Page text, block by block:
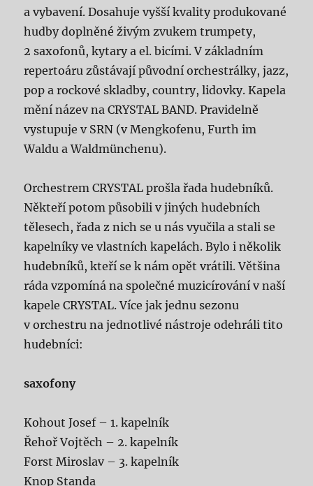
a vybavení. Dosahuje vyšší kvality produkované
hudby doplněné živým zvukem trumpety,
2 saxofonů, kytary a el. bicími. V základním
repertoáru zůstávají původní orchestrálky, jazz,
pop a rockové skladby, country, lidovky. Kapela
mění název na CRYSTAL BAND. Pravidelně
vystupuje v SRN (v Mengkofenu, Furth im
Waldu a Waldmünchenu).
Orchestrem CRYSTAL prošla řada hudebníků.
Někteří potom působili v jiných hudebních
tělesech, řada z nich se u nás vyučila a stali se
kapelníky ve vlastních kapelách. Bylo i několik
hudebníků, kteří se k nám opět vrátili. Většina
ráda vzpomíná na společné muzicírování v naší
kapele CRYSTAL. Více jak jednu sezonu
v orchestru na jednotlivé nástroje odehráli tito
hudebníci:
saxofony
Kohout Josef – 1. kapelník
Řehoř Vojtěch – 2. kapelník
Forst Miroslav – 3. kapelník
Knop Standa